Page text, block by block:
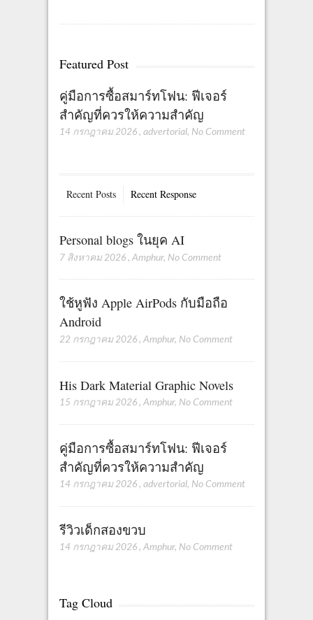
Featured Post
คู่มือการซื้อสมาร์ทโฟน: ฟีเจอร์
สำคัญที่ควรให้ความสำคัญ
14 กรกฎาคม 2026 , advertorial, No Comment
Recent Posts Recent Response
Personal blogs ในยุค AI
7 สิงหาคม 2026 , Amphur, No Comment
ใช้หูฟัง Apple AirPods กับมือถือ
Android
22 กรกฎาคม 2026 , Amphur, No Comment
His Dark Material Graphic Novels
15 กรกฎาคม 2026 , Amphur, No Comment
คู่มือการซื้อสมาร์ทโฟน: ฟีเจอร์
สำคัญที่ควรให้ความสำคัญ
14 กรกฎาคม 2026 , advertorial, No Comment
รีวิวเด็กสองขวบ
14 กรกฎาคม 2026 , Amphur, No Comment
Tag Cloud